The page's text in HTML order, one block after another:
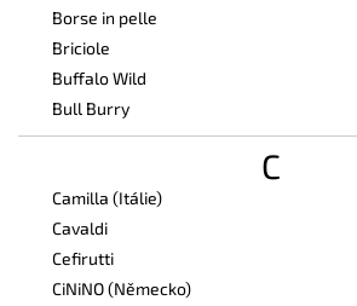
Borse in pelle
Briciole
Buffalo Wild
Bull Burry
C
Camilla (Itálie)
Cavaldi
Cefirutti
CiNiNO (Německo)